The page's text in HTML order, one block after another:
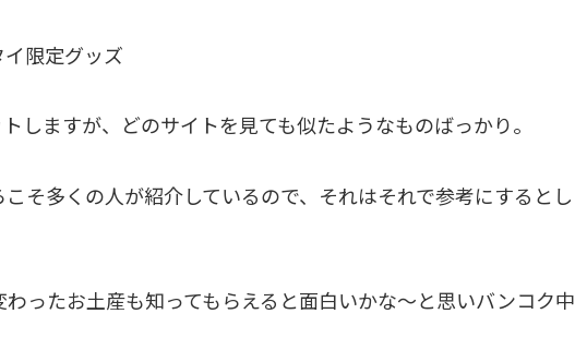
限定グッズ
しますが、どのサイトを見ても似たようなものばっかり。
そ多くの人が紹介しているので、それはそれで参考にするとし
ったお土産も知ってもらえると面白いかな〜と思いバンコク中